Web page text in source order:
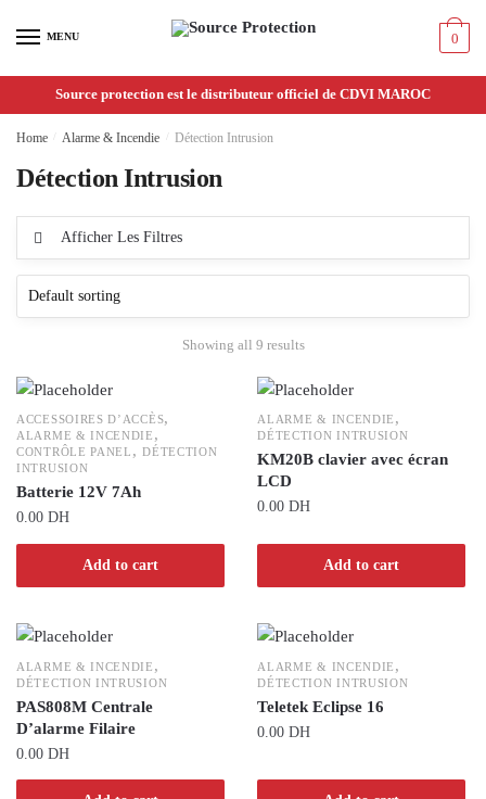
navigation
MENU 0
Source protection est le distributeur officiel de CDVI MAROC
Home Alarme & Incendie Détection Intrusion
Détection Intrusion
Afficher Les Filtres
Showing all 9 results
ACCESSOIRES D’ACCÈS,
ALARME & INCENDIE ,
CONTRÔLE PANEL ,DÉTECTION
INTRUSION
Batterie 12V 7Ah
0.00 DH
Add to cart
ALARME & INCENDIE ,
DÉTECTION INTRUSION
KM20B clavier avec écran
LCD
0.00DH
Add to cart
ALARME & INCENDIE ,
DÉTECTION INTRUSION
PAS808M Centrale
D’alarme Filaire
0.00 DH
ALARME & INCENDIE ,
DÉTECTION INTRUSION
Teletek Eclipse 16
0.00DH